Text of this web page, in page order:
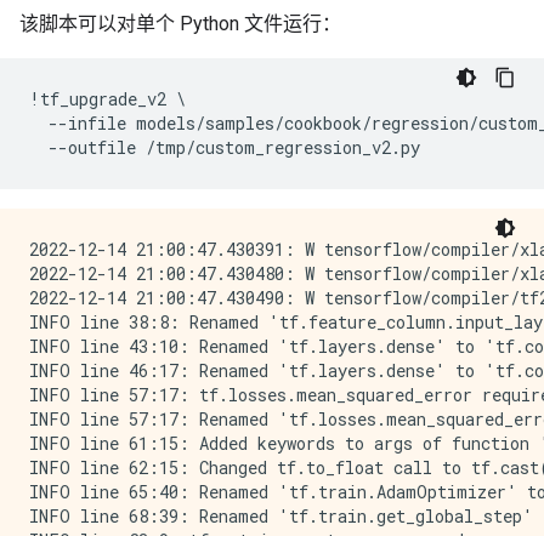
该脚本可以对单个 Python 文件运行：
! tf_upgrade_v2 \
--infile models/samples/cookbook/regression/
--outfile /tmp/custom_regression_v2.py
2022-12-14 21:00:47.430391: W tensorflow/
2022-12-14 21:00:47.430480: W tensorflow/
2022-12-14 21:00:47.430490: W tensorflow/
INFO line 38:8: Renamed
INFO line 43:10: Renamed 'tf.layers.dense' to
INFO line 46:17: Renamed 'tf.layers.dense' to
INFO line 57:17: tf.losses.mean_squared_error
INFO line 57:17: Renamed
INFO line 61:15: Added keywords to args of
INFO line 62:15: Changed tf.to_float call to
INFO line 65:40: Renamed 'tf.train.AdamOptimizer'
INFO line 68:39: Renamed